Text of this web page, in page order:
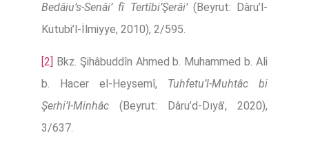
Bedâiu’s-Senâi’ fî Tertîbi’Şerâi’(Beyrut: Dâru’l-
Kutubi’l-İlmiyye, 2010), 2/595.
[2] Bkz. Şihâbuddîn Ahmed b. Muhammed b. Ali
b. Hacer el-Heysemî, Tuhfetu’l-Muhtâc bi
Şerhi’l-Minhâc (Beyrut: Dâru’d-Dıyâ’, 2020),
3/637.